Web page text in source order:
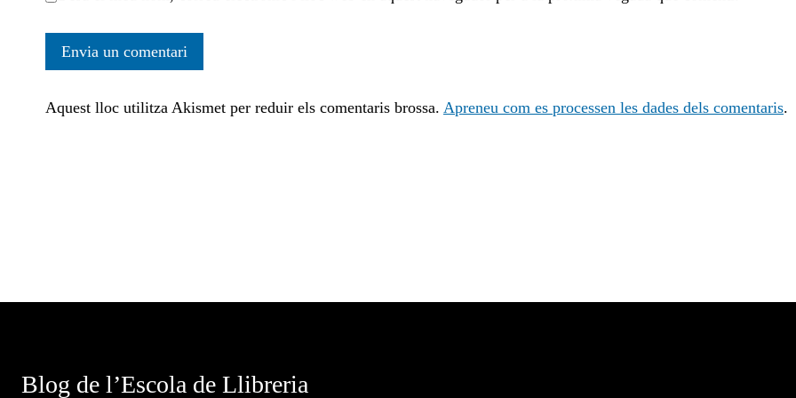
Aquest lloc utilitza Akismet per reduir els comentaris brossa. Apreneu com es processen les dades dels comentaris.
Blog de l’Escola de Llibreria